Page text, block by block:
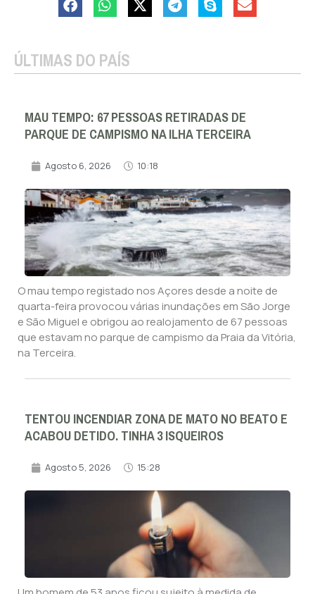
ÚLTIMAS DO PAÍS
MAU TEMPO: 67 PESSOAS RETIRADAS DE
PARQUE DE CAMPISMO NA ILHA TERCEIRA
Agosto 6, 2026 10:18
O mau tempo registado nos Açores desde a noite de
quarta-feira provocou várias inundações em São Jorge
e São Miguel e obrigou ao realojamento de 67 pessoas
que estavam no parque de campismo da Praia da Vitória,
na Terceira.
TENTOU INCENDIAR ZONA DE MATO NO BEATO E
ACABOU DETIDO. TINHA 3 ISQUEIROS
Agosto 5, 2026 15:28